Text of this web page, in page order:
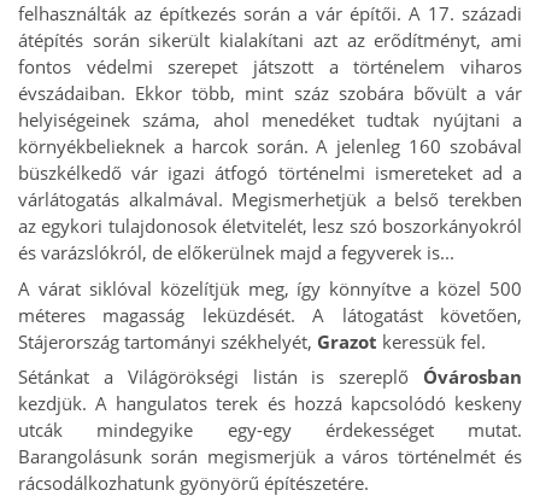
felhasználták az építkezés során a vár építői. A 17. századi
átépítés során sikerült kialakítani azt az erődítményt, ami
fontos védelmi szerepet játszott a történelem viharos
évszádaiban. Ekkor több, mint száz szobára bővült a vár
helyiségeinek száma, ahol menedéket tudtak nyújtani a
környékbelieknek a harcok során. A jelenleg 160 szobával
büszkélkedő vár igazi átfogó történelmi ismereteket ad a
várlátogatás alkalmával. Megismerhetjük a belső terekben
az egykori tulajdonosok életvitelét, lesz szó boszorkányokról
és varázslókról, de előkerülnek majd a fegyverek is...
A várat siklóval közelítjük meg, így könnyítve a közel 500
méteres magasság leküzdését. A látogatást követően,
Stájerország tartományi székhelyét, Grazot keressük fel.
Sétánkat a Világörökségi listán is szereplő Óvárosban
kezdjük. A hangulatos terek és hozzá kapcsolódó keskeny
utcák mindegyike egy-egy érdekességet mutat.
Barangolásunk során megismerjük a város történelmét és
rácsodálkozhatunk gyönyörű építészetére.